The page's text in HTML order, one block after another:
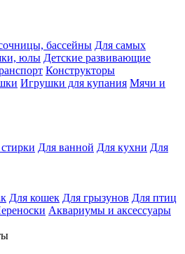
бассейны Для самых
юлы Детские развивающие
Конструкторы
Игрушки для купания Мячи и
Для ванной Для кухни Для
Для кошек Для грызунов Для птиц
Аквариумы и аксессуары